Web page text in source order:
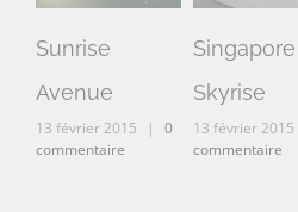
Sunrise
Avenue
13 février 2015 |
0
commentaire
Singapore
Skyrise
13 février 2015
commentaire